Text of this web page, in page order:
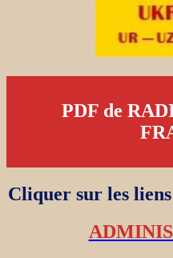
PDF de
Cliquer sur les liens